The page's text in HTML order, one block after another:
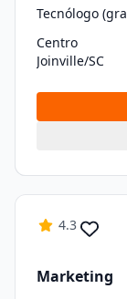
Tecnólogo
Centro
Joinville/SC
4.3
Marketing